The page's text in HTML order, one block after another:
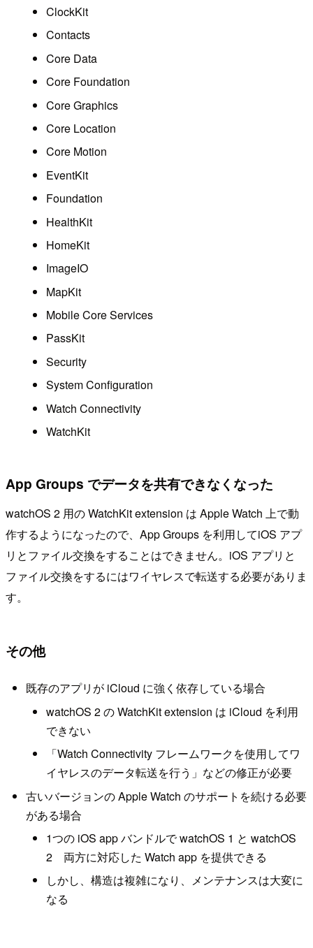
ClockKit
Contacts
Core Data
Core Foundation
Core Graphics
Core Location
Core Motion
EventKit
Foundation
HealthKit
HomeKit
ImageIO
MapKit
Mobile Core Services
PassKit
Security
System Configuration
Watch Connectivity
WatchKit
App Groups でデータを共有できなくなった
watchOS 2 用の WatchKit extension は Apple Watch 上で動
作するようになったので、App Groups を利用してiOS アプ
リとファイル交換をすることはできません。iOS アプリと
ファイル交換をするにはワイヤレスで転送する必要がありま
す。
その他
既存のアプリが iCloud に強く依存している場合
watchOS 2 の WatchKit extension は iCloud を利用
できない
「Watch Connectivity フレームワークを使用してワ
イヤレスのデータ転送を行う」などの修正が必要
古いバージョンの Apple Watch のサポートを続ける必要
がある場合
1つの iOS app バンドルで watchOS 1 と watchOS
2 両方に対応した Watch app を提供できる
しかし、構造は複雑になり、メンテナンスは大変に
なる